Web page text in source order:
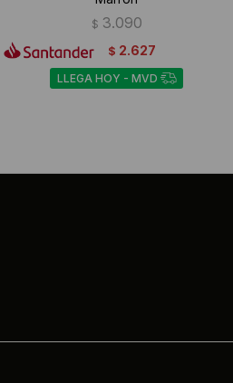
$ 3.090
$ 2.627
LLEGA HOY - MVD